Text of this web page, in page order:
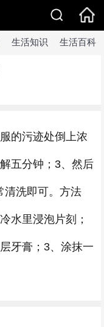
生活知识 生活百科
的污迹处倒上浓
五分钟；3、然后
清洗即可。方法
水里浸泡片刻；
牙膏；3、涂抹一